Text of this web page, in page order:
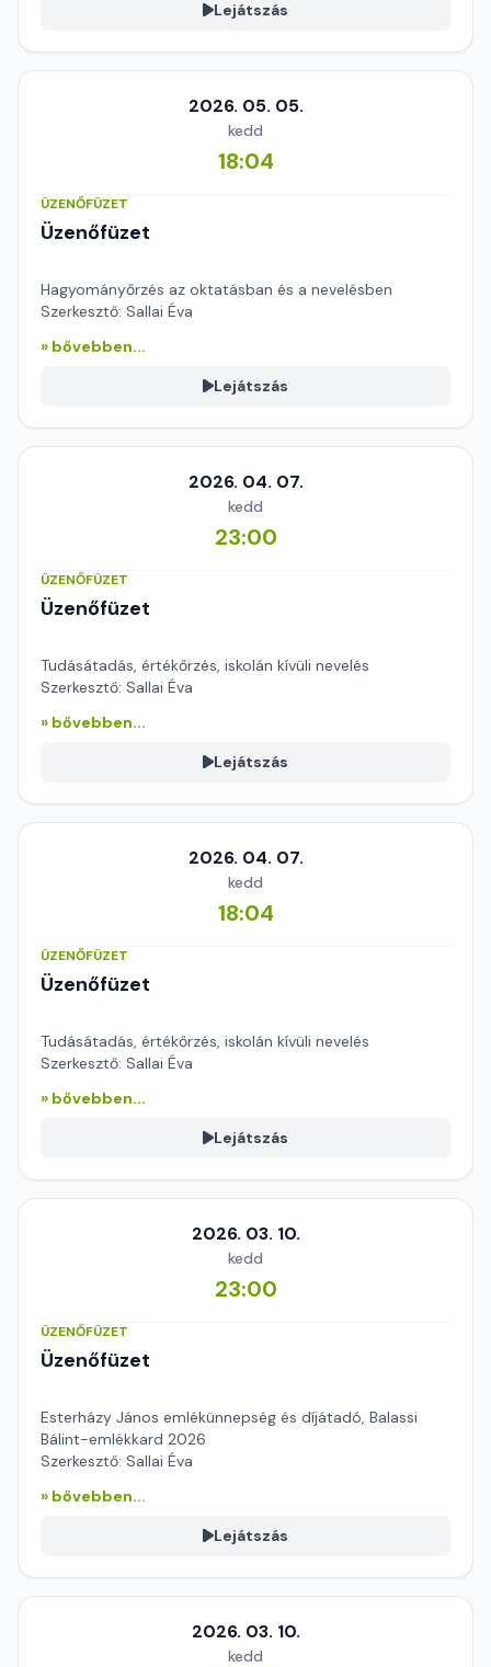
Lejátszás
2026. 05. 05.
kedd
18:04
ÜZENŐFÜZET
Üzenőfüzet
Hagyományőrzés az oktatásban és a nevelésben
Szerkesztő: Sallai Éva
» bővebben...
Lejátszás
2026. 04. 07.
kedd
23:00
ÜZENŐFÜZET
Üzenőfüzet
Tudásátadás, értékőrzés, iskolán kívüli nevelés
Szerkesztő: Sallai Éva
» bővebben...
Lejátszás
2026. 04. 07.
kedd
18:04
ÜZENŐFÜZET
Üzenőfüzet
Tudásátadás, értékőrzés, iskolán kívüli nevelés
Szerkesztő: Sallai Éva
» bővebben...
Lejátszás
2026. 03. 10.
kedd
23:00
ÜZENŐFÜZET
Üzenőfüzet
Esterházy János emlékünnepség és díjátadó, Balassi
Bálint-emlékkard 2026
Szerkesztő: Sallai Éva
» bővebben...
Lejátszás
2026. 03. 10.
kedd